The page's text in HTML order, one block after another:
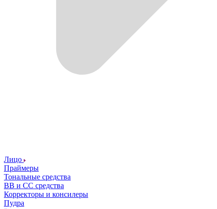
Лицо
Праймеры
Тональные средства
ВВ и СС средства
Корректоры и консилеры
Пудра